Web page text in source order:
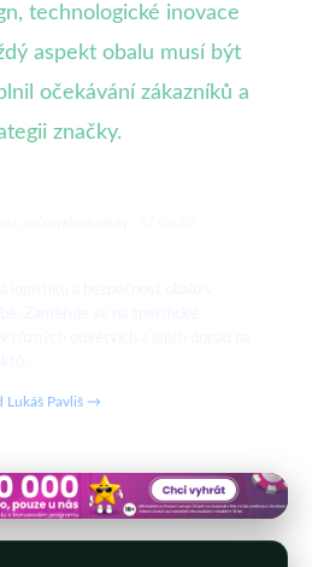
technologické inovace
aspekt obalu musí být
očekávání zákazníků a
značky.
Lukáš Pavliš →